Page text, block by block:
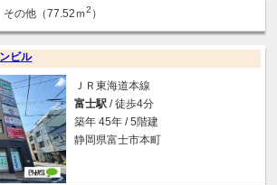
その他（77.52ｍ2 ）
ビル
ＪＲ東海道本線
富士駅 / 徒歩4分
築年 45年 / 5階建
静岡県富士市本町